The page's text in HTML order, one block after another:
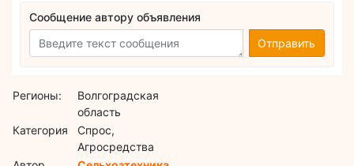
Сообщение автору объявления
Отправить
Регионы:
Волгоградская
область
Категория
Спрос,
Агросредства